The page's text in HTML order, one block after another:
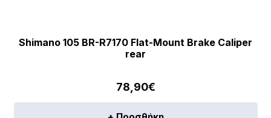
Shimano 105 BR-R7170 Flat-Mount Brake Caliper
rear
78,90€